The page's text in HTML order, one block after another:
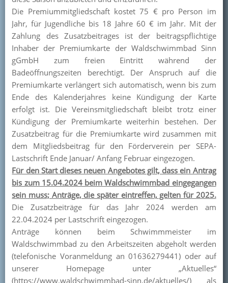
Team
Pressearchiv
Mitglied werden
Die Premiummitgliedschaft kostet 75 € pro Person im
Jahr, für Jugendliche bis 18 Jahre 60 € im Jahr. Mit der
Zahlung des Zusatzbeitrages ist der beitragspflichtige
Inhaber der Premiumkarte der Waldschwimmbad Sinn
gGmbH zum freien Eintritt während der
Badeöffnungszeiten berechtigt. Der Anspruch auf die
Premiumkarte verlängert sich automatisch, wenn bis zum
Ende des Kalenderjahres keine Kündigung der Karte
erfolgt ist. Die Vereinsmitgliedschaft bleibt trotz einer
Kündigung der Premiumkarte weiterhin bestehen. Der
Zusatzbeitrag für die Premiumkarte wird zusammen mit
dem Mitgliedsbeitrag für den Förderverein per SEPA-
Lastschrift Ende Januar/ Anfang Februar eingezogen.
Für den Start dieses neuen Angebotes gilt, dass ein Antrag
bis zum 15.04.2024 beim Waldschwimmbad eingegangen
sein muss; Anträge, die später eintreffen, gelten für 2025.
Die Zusatzbeiträge für das Jahr 2024 werden am
22.04.2024 per Lastschrift eingezogen.
Anträge können beim Schwimmmeister im
Waldschwimmbad zu den Arbeitszeiten abgeholt werden
(telefonische Voranmeldung an 01636279441) oder auf
unserer Homepage unter „Aktuelles“
(https://www.waldschwimmbad-sinn.de/aktuelles/) als